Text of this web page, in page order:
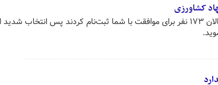
کشاورزی
کوثری مخالف وزیر پیشنهادی کشاورزی: همین الان ۱۷۳ نفر برای موافقت با شما ثبت‌نام کردند پس انتخاب